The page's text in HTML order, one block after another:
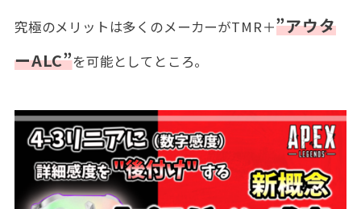
究極のメリットは多くのメーカーがTMR＋”アウタ
ーALC”を可能としてところ。